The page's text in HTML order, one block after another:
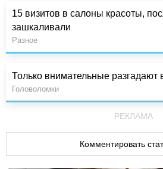
15 визитов в салоны красоты,
зашкаливали
Разное
Только внимательные разгадают
Головоломки
РЕКЛАМА
Комментировать